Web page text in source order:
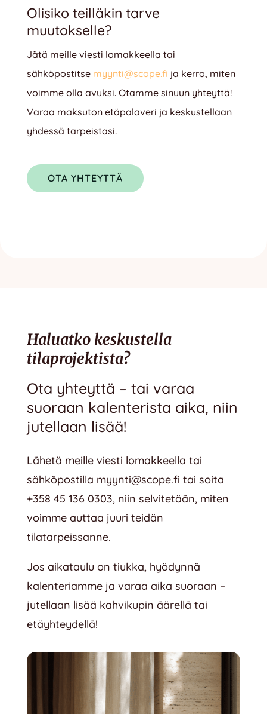
Olisiko teilläkin tarve
muutokselle?
Jätä meille viesti lomakkeella tai
sähköpostitse myynti@scope.fi ja kerro, miten
voimme olla avuksi. Otamme sinuun yhteyttä!
Varaa maksuton etäpalaveri ja keskustellaan
yhdessä tarpeistasi.
OTA YHTEYTTÄ
Haluatko keskustella
tilaprojektista?
Ota yhteyttä – tai varaa
suoraan kalenterista aika, niin
jutellaan lisää!
Lähetä meille viesti lomakkeella tai
sähköpostilla myynti@scope.fi tai soita
+358 45 136 0303, niin selvitetään, miten
voimme auttaa juuri teidän
tilatarpeissanne.
Jos aikataulu on tiukka, hyödynnä
kalenteriamme ja varaa aika suoraan –
jutellaan lisää kahvikupin äärellä tai
etäyhteydellä!